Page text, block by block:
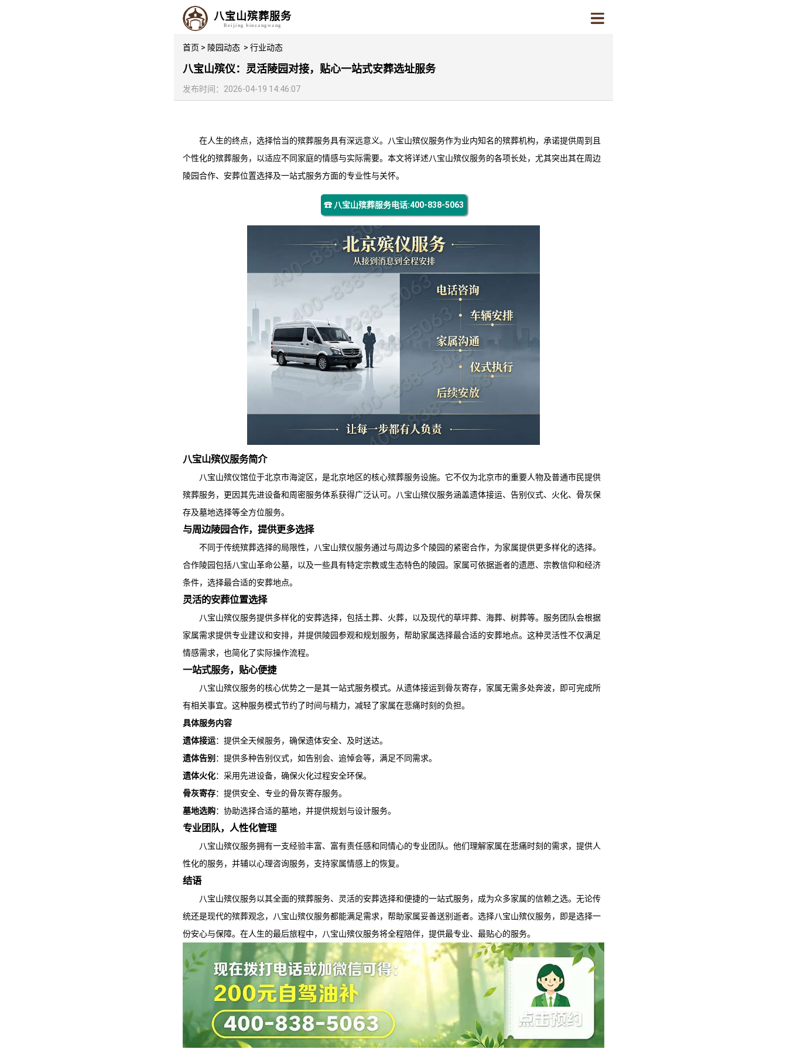
八宝山殡葬服务
Beijing binzangwang
首页 > 陵园动态 > 行业动态
八宝山殡仪：灵活陵园对接，贴心一站式安葬选址服务
发布时间：2026-04-19 14:46:07
在人生的终点，选择恰当的殡葬服务具有深远意义。 八宝山殡仪服务作为业内知名的殡葬机构，承诺提供周到且
个性化的殡葬服务，以适应不同家庭的情感与实际需要。本文将详述八宝山殡仪服务的各项长处，尤其突出其在周边
陵园合作、安葬位置选择及一站式服务方面的专业性与关怀。
☎ 八宝山殡葬服务电话:400-838-5063
八宝山殡仪服务简介
八宝山殡仪馆位于北京市海淀区，是北京地区的核心殡葬服务设施。它不仅为北京市的重要人物及普通市民提供
殡葬服务，更因其先进设备和周密服务体系获得广泛认可。
八宝山殡仪服务涵盖遗体接运、告别仪式、火化、骨灰保
存及墓地选择等全方位服务。
与周边陵园合作，提供更多选择
不同于传统殡葬选择的局限性， 八宝山殡仪服务通过与周边多个陵园的紧密合作，为家属提供更多样化的选择。
合作陵园包括八宝山革命公墓，以及一些具有特定宗教或生态特色的陵园。家属可依据逝者的遗愿、宗教信仰和经济
条件，选择最合适的安葬地点。
灵活的安葬位置选择
八宝山殡仪服务提供多样化的安葬选择，包括土葬、火葬，以及现代的草坪葬、海葬、树葬等。服务团队会根据
家属需求提供专业建议和安排，并提供陵园参观和规划服务，帮助家属选择最合适的安葬地点。这种灵活性不仅满足
情感需求，也简化了实际操作流程。
一站式服务，贴心便捷
八宝山殡仪服务的核心优势之一是其一站式服务模式。从遗体接运到骨灰寄存，家属无需多处奔波，即可完成所
有相关事宜。这种服务模式节约了时间与精力，减轻了家属在悲痛时刻的负担。
具体服务内容
遗体接运：提供全天候服务，确保遗体安全、及时送达。
遗体告别 ：提供多种告别仪式，如告别会、追悼会等，满足不同需求。
遗体火化：采用先进设备，确保火化过程安全环保。
骨灰寄存：提供安全、专业的骨灰寄存服务。
墓地选购：协助选择合适的墓地，并提供规划与设计服务。
专业团队，人性化管理
八宝山殡仪服务拥有一支经验丰富、富有责任感和同情心的专业团队。他们理解家属在悲痛时刻的需求，提供人
性化的服务，并辅以心理咨询服务，支持家属情感上的恢复。
结语
八宝山殡仪服务以其全面的殡葬服务、灵活的安葬选择和便捷的一站式服务，成为众多家属的信赖之选。无论传
统还是现代的殡葬观念，
八宝山殡仪服务都能满足需求，帮助家属妥善送别逝者。选择八宝山殡仪服务，即是选择一
份安心与保障。在人生的最后旅程中，
八宝山殡仪服务将全程陪伴，提供最专业、最贴心的服务。